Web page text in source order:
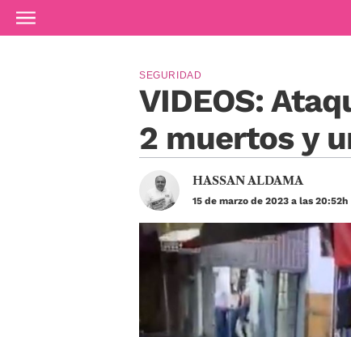
Ir al contenido principal
VIDEOS:
2 muertos y
SEGURIDAD
HASSAN ALDAMA
15 de marzo de 2023 a las 20:52h